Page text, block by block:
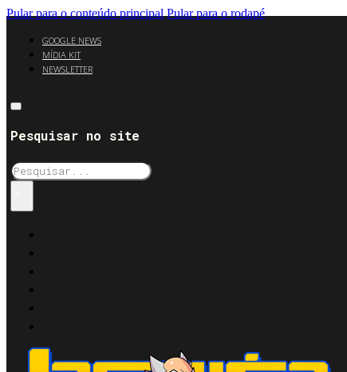
Pular para o conteúdo principal Pular para o rodapé
GOOGLE NEWS
MÍDIA KIT
NEWSLETTER
Pesquisar no site
Pesquisar